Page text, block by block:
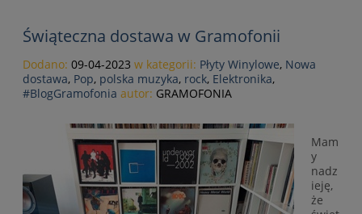
Świąteczna dostawa w Gramofonii
Dodano: 09-04-2023 w kategorii: Płyty Winylowe, Nowa
dostawa, Pop, polska muzyka, rock, Elektronika,
#BlogGramofonia autor: GRAMOFONIA
Mam
y
nadz
ieję,
że